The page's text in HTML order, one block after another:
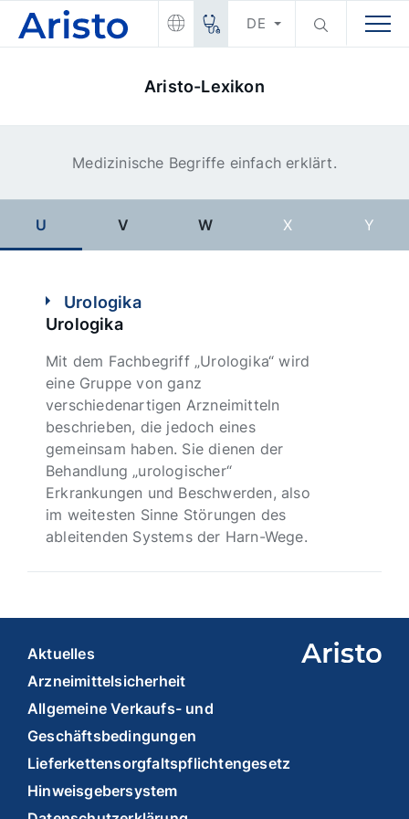
DE
Aristo-Lexikon
Medizinische Begriffe einfach erklärt.
U V W X Y
Urologika
Urologika
Mit dem Fachbegriff „Urologika“ wird
eine Gruppe von ganz
verschiedenartigen Arzneimitteln
beschrieben, die jedoch eines
gemeinsam haben. Sie dienen der
Behandlung „urologischer“
Erkrankungen und Beschwerden, also
im weitesten Sinne Störungen des
ableitenden Systems der Harn-Wege.
Aktuelles
Arzneimittelsicherheit
Allgemeine Verkaufs- und
Geschäftsbedingungen
Lieferkettensorgfaltspflichtengesetz
Hinweisgebersystem